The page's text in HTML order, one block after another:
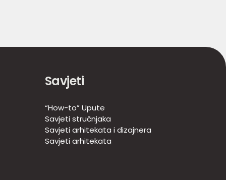
Savjeti
“How-to” Upute
Savjeti stručnjaka
Savjeti arhitekata i dizajnera
Savjeti arhitekata